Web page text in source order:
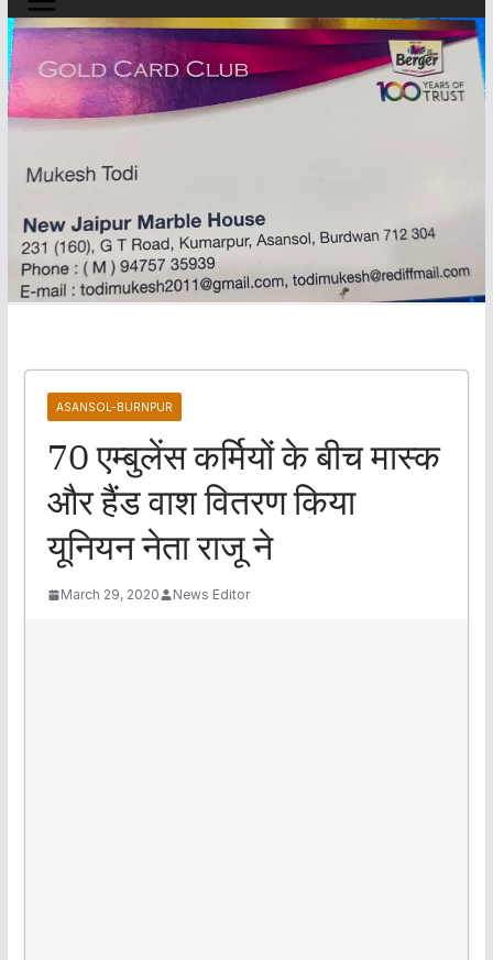
ASANSOL-BURNPUR
70 एम्बुलेंस कर्मियों के बीच मास्क
और हैंड वाश वितरण किया
यूनियन नेता राजू ने
March 29, 2020 News Editor